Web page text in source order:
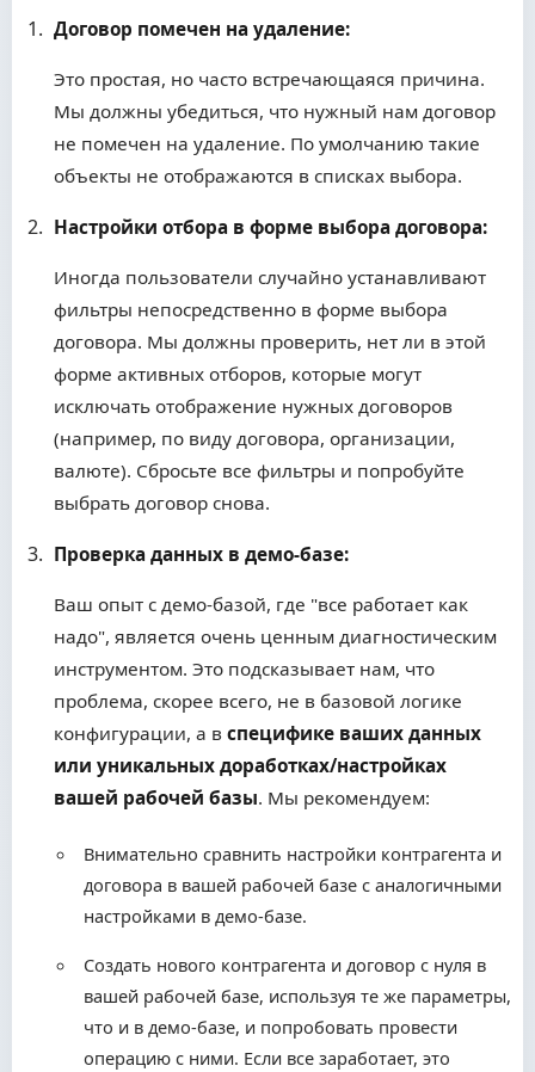
Договор помечен на удаление:
Это простая, но часто встречающаяся причина.
Мы должны убедиться, что нужный нам договор
не помечен на удаление. По умолчанию такие
объекты не отображаются в списках выбора.
Настройки отбора в форме выбора договора:
Иногда пользователи случайно устанавливают
фильтры непосредственно в форме выбора
договора. Мы должны проверить, нет ли в этой
форме активных отборов, которые могут
исключать отображение нужных договоров
(например, по виду договора, организации,
валюте). Сбросьте все фильтры и попробуйте
выбрать договор снова.
Проверка данных в демо-базе:
Ваш опыт с демо-базой, где "все работает как
надо", является очень ценным диагностическим
инструментом. Это подсказывает нам, что
проблема, скорее всего, не в базовой логике
конфигурации, а в специфике ваших данных
или уникальных доработках/настройках
вашей рабочей базы. Мы рекомендуем:
Внимательно сравнить настройки контрагента и
договора в вашей рабочей базе с аналогичными
настройками в демо-базе.
Создать нового контрагента и договор с нуля в
вашей рабочей базе, используя те же параметры,
что и в демо-базе, и попробовать провести
операцию с ними. Если все заработает, это